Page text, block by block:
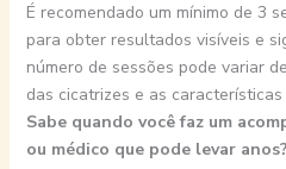
É recomendado um mínimo de 3
para obter resultados visíveis e
número de sessões pode variar
das cicatrizes e as
Sabe quando você faz um
ou médico que pode levar